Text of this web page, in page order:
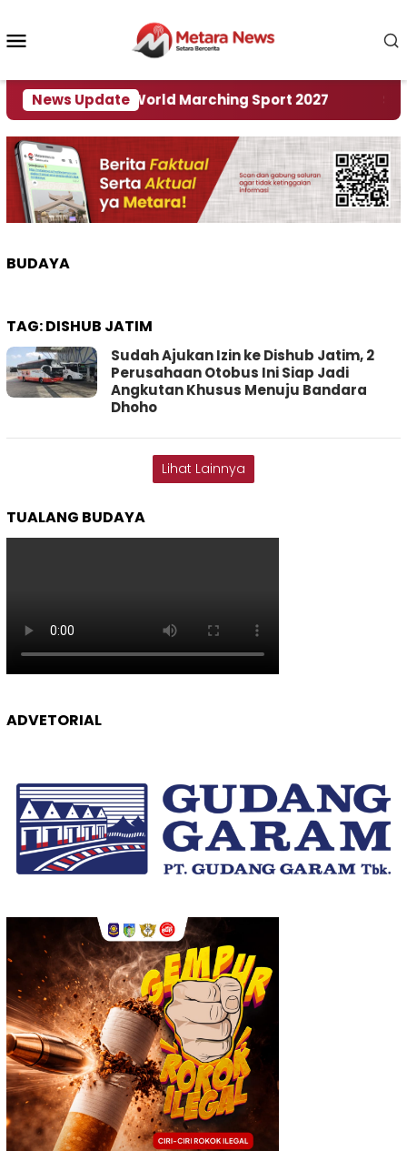
konten
News Update
Rumah World Marching Sport 2027 ‎Soal
BUDAYA
TAG:DISHUB JATIM
Sudah Ajukan Izin ke Dishub Jatim, 2
Perusahaan Otobus Ini Siap Jadi
Angkutan Khusus Menuju Bandara
Dhoho
Lihat Lainnya
TUALANG BUDAYA
ADVETORIAL